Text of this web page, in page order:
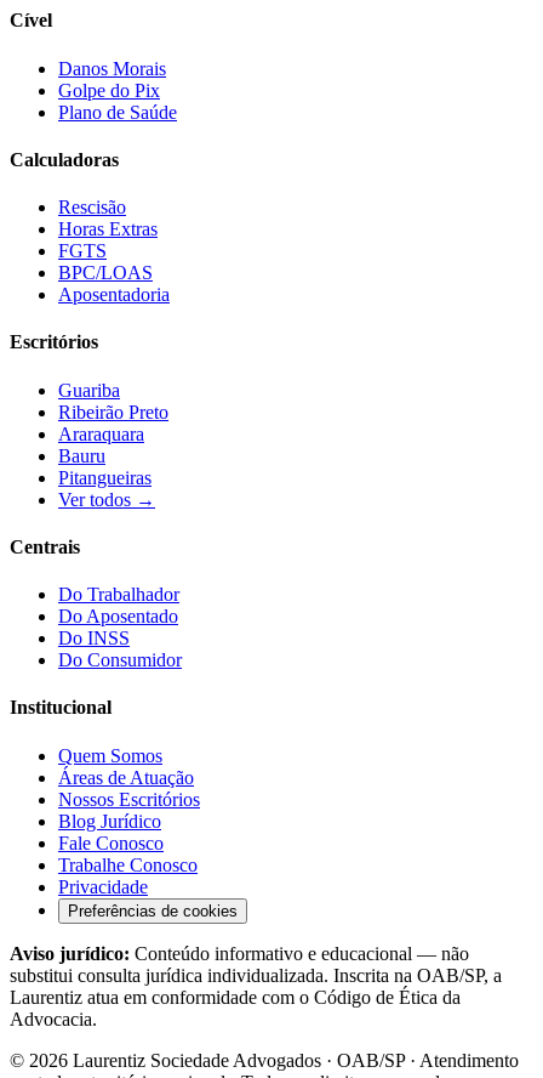
Cível
Danos Morais
Golpe do Pix
Plano de Saúde
Calculadoras
Rescisão
Horas Extras
FGTS
BPC/LOAS
Aposentadoria
Escritórios
Guariba
Ribeirão Preto
Araraquara
Bauru
Pitangueiras
Ver todos →
Centrais
Do Trabalhador
Do Aposentado
Do INSS
Do Consumidor
Institucional
Quem Somos
Áreas de Atuação
Nossos Escritórios
Blog Jurídico
Fale Conosco
Trabalhe Conosco
Privacidade
Preferências de cookies
Aviso jurídico: Conteúdo informativo e educacional — não
substitui consulta jurídica individualizada. Inscrita na OAB/SP, a
Laurentiz atua em conformidade com o Código de Ética da
Advocacia.
© 2026 Laurentiz Sociedade Advogados · OAB/SP · Atendimento